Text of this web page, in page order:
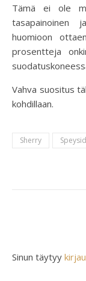
Tämä ei ole
tasapainoinen
huomioon
prosentteja
Vahva suositus
kohdillaan.
Sherry
Sinun täytyy